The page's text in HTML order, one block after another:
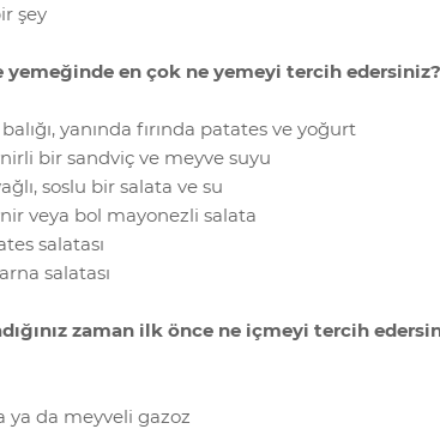
şey
yemeğinde en çok ne yemeyi tercih edersiniz?
yanında fırında patates ve yoğurt
bir sandviç ve meyve suyu
soslu bir salata ve su
veya bol mayonezli salata
salatası
salatası
zaman ilk önce ne içmeyi tercih
ya da meyveli gazoz